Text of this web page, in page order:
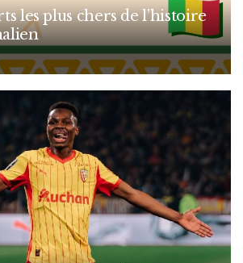
les plus chers de l’histoire